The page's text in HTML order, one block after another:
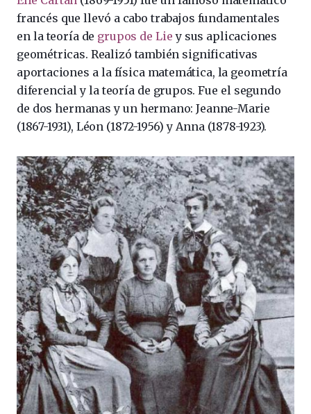
francés que llevó a cabo trabajos fundamentales
en la teoría de grupos de Lie y sus aplicaciones
geométricas. Realizó también significativas
aportaciones a la física matemática, la geometría
diferencial y la teoría de grupos. Fue el segundo
de dos hermanas y un hermano: Jeanne-Marie
(1867-1931), Léon (1872-1956) y Anna (1878-1923).